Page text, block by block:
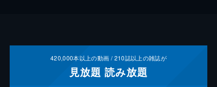
420,000本以上の動画 /210誌以上の雑誌が
見放題 読み放題